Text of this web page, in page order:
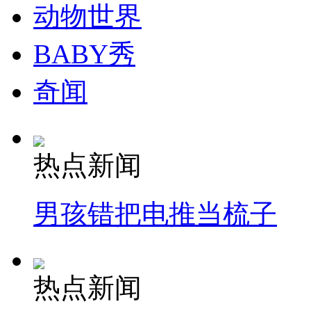
司机酒驾遇交警 急速倒车逃窜
动物世界
BABY秀
奇闻
热点新闻
男孩错把电推当梳子
热点新闻